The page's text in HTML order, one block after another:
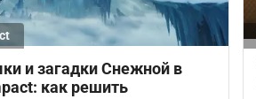
и загадки Снежной в
как решить